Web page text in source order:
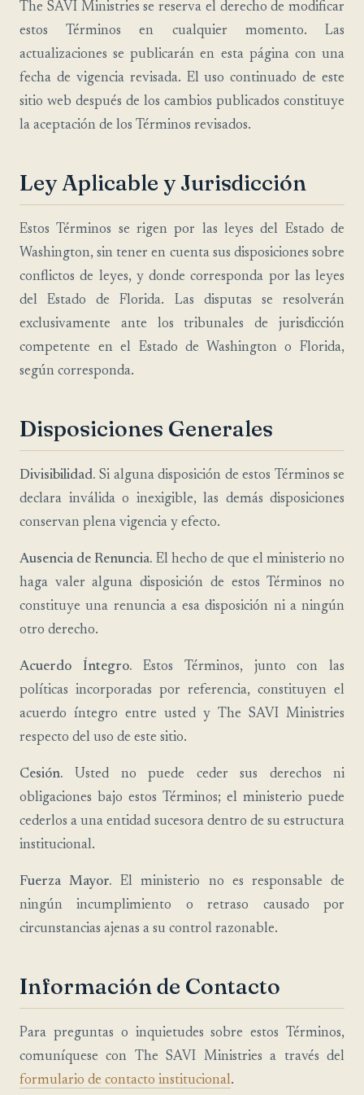
The SAVI Ministries se reserva el derecho de modificar
estos Términos en cualquier momento. Las
actualizaciones se publicarán en esta página con una
fecha de vigencia revisada. El uso continuado de este
sitio web después de los cambios publicados constituye
la aceptación de los Términos revisados.
Ley Aplicable y Jurisdicción
Estos Términos se rigen por las leyes del Estado de
Washington, sin tener en cuenta sus disposiciones sobre
conflictos de leyes, y donde corresponda por las leyes
del Estado de Florida. Las disputas se resolverán
exclusivamente ante los tribunales de jurisdicción
competente en el Estado de Washington o Florida,
según corresponda.
Disposiciones Generales
Divisibilidad. Si alguna disposición de estos Términos se
declara inválida o inexigible, las demás disposiciones
conservan plena vigencia y efecto.
Ausencia de Renuncia. El hecho de que el ministerio no
haga valer alguna disposición de estos Términos no
constituye una renuncia a esa disposición ni a ningún
otro derecho.
Acuerdo Íntegro. Estos Términos, junto con las
políticas incorporadas por referencia, constituyen el
acuerdo íntegro entre usted y The SAVI Ministries
respecto del uso de este sitio.
Cesión. Usted no puede ceder sus derechos ni
obligaciones bajo estos Términos; el ministerio puede
cederlos a una entidad sucesora dentro de su estructura
institucional.
Fuerza Mayor. El ministerio no es responsable de
ningún incumplimiento o retraso causado por
circunstancias ajenas a su control razonable.
Información de Contacto
Para preguntas o inquietudes sobre estos Términos,
comuníquese con The SAVI Ministries a través del
formulario de contacto institucional.